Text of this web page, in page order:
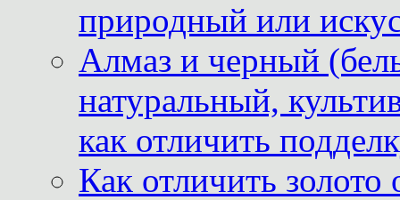
природный или
Алмаз и черный
натуральный,
как отличить
Как отличить